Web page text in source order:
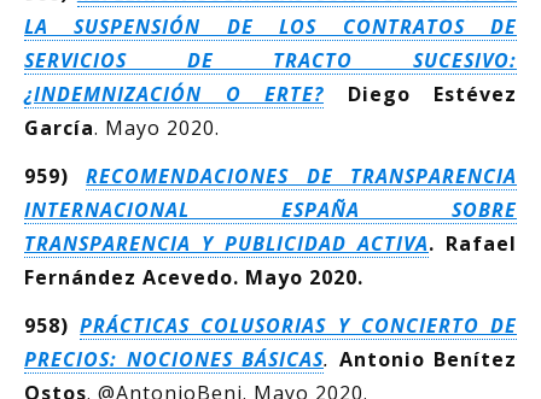
LA SUSPENSIÓN DE LOS CONTRATOS DE
SERVICIOS DE TRACTO SUCESIVO:
¿INDEMNIZACIÓN O ERTE?
Diego Estévez
García. Mayo 2020.
959)RECOMENDACIONES DE TRANSPARENCIA
INTERNACIONAL ESPAÑA SOBRE
TRANSPARENCIA Y PUBLICIDAD ACTIVA. Rafael
Fernández Acevedo. Mayo 2020.
958)PRÁCTICAS COLUSORIAS Y CONCIERTO DE
PRECIOS: NOCIONES BÁSICAS. Antonio Benítez
Ostos. @AntonioBeni. Mayo 2020.